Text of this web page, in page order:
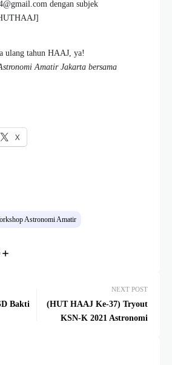
dengan subjek
ulang tahun HAAJ, ya!
Amatir Jakarta bersama
X
Astronomi Amatir
Bakti
NEXT POST
(HUT HAAJ Ke-37) Tryout
KSN-K 2021 Astronomi